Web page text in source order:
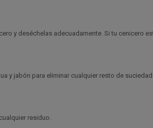
y deséchelas adecuadamente. Si tu cenicero
y jabón para eliminar cualquier resto de
residuo.